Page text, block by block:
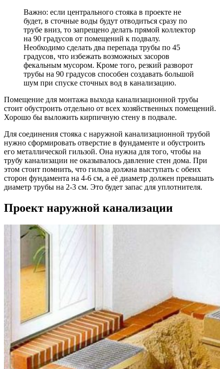
Важно: если центрального стояка в проекте не
будет, в сточные воды будут отводиться сразу по
трубе вниз, то запрещено делать прямой коллектор
на 90 градусов от помещений к подвалу.
Необходимо сделать два перепада трубы по 45
градусов, что избежать возможных засоров
фекальным мусором. Кроме того, резкий разворот
трубы на 90 градусов способен создавать большой
шум при спуске сточных вод в канализацию.
Помещение для монтажа выхода канализационной трубы
стоит обустроить отдельно от всех хозяйственных помещений.
Хорошо бы выложить кирпичную стену в подвале.
Для соединения стояка с наружной канализационной трубой
нужно сформировать отверстие в фундаменте и обустроить
его металлической гильзой. Она нужна для того, чтобы на
трубу канализации не оказывалось давление стен дома. При
этом стоит помнить, что гильза должна выступать с обеих
сторон фундамента на 4-6 см, а её диаметр должен превышать
диаметр трубы на 2-3 см. Это будет запас для уплотнителя.
Проект наружной канализации